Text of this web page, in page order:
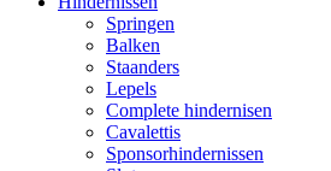
Springen
Balken
Staanders
Lepels
Complete hindernisen
Cavalettis
Sponsorhindernissen